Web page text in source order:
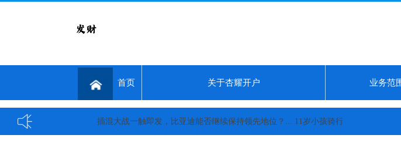
首页 关于杏耀开户 业务范
插混大战一触即发，比亚迪能否继续保持领先地位？... 11岁小孩骑行身亡 律师:监护人失